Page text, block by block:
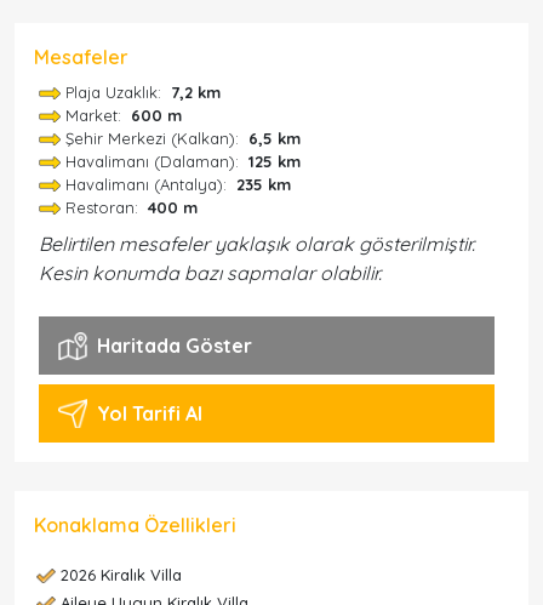
Mesafeler
Plaja Uzaklık: 7,2 km
Market: 600 m
Şehir Merkezi (Kalkan): 6,5 km
Havalimanı (Dalaman): 125 km
Havalimanı (Antalya): 235 km
Restoran: 400 m
Belirtilen mesafeler yaklaşık olarak gösterilmiştir.
Kesin konumda bazı sapmalar olabilir.
Haritada Göster
Yol Tarifi Al
Konaklama Özellikleri
2026 Kiralık Villa